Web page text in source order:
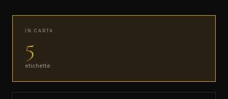
IN CARTA
5
etichette